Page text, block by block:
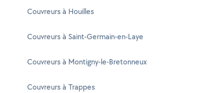
Couvreurs à Houilles
Couvreurs à Saint-Germain-en-Laye
Couvreurs à Montigny-le-Bretonneux
Couvreurs à Trappes